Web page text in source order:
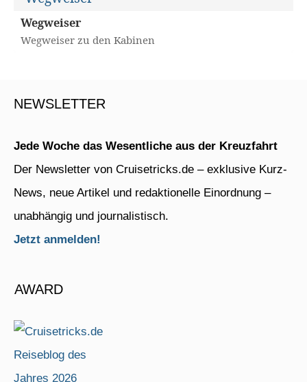
Wegweiser
Wegweiser zu den Kabinen
NEWSLETTER
Jede Woche das Wesentliche aus der Kreuzfahrt
Der Newsletter von Cruisetricks.de – exklusive Kurz-
News, neue Artikel und redaktionelle Einordnung –
unabhängig und journalistisch.
Jetzt anmelden!
AWARD